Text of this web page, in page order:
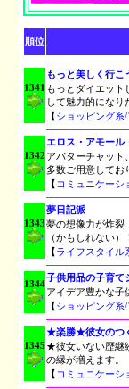
順位
1341
もっと美しく行こ
もっとダイエッ
して魅力的になり
【ショッピング系
1342
エロス・アモール
アバターチャット
多数ご用意してお
【 コミュニケーシ
1343
夢日記派
夢の想像力が炸裂
（かもしれない
【ライフスタイル
1344
子供用品の子育て
アイデア豊かな子
【ショッピング系
1345
★楽勝★彼女のつ
★彼女いない歴継
の縁が増えます。
【 コミュニケーシ